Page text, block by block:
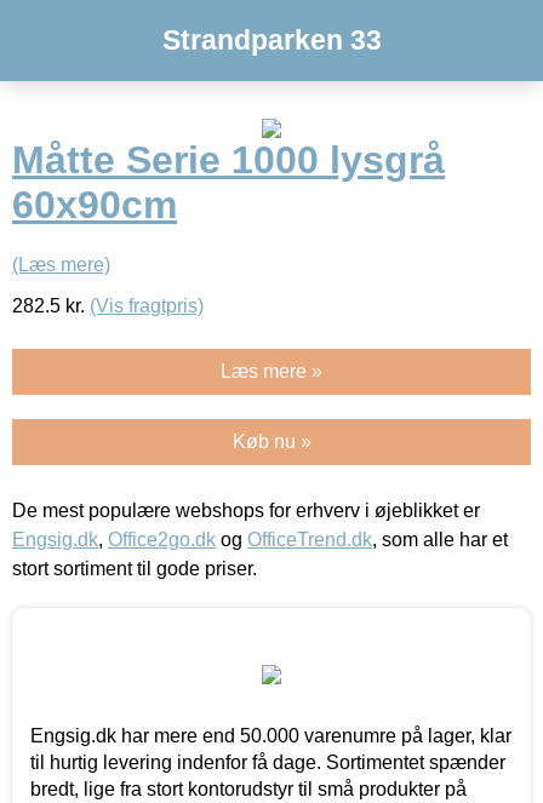
Strandparken 33
Måtte Serie 1000 lysgrå
60x90cm
(Læs mere)
282.5 kr. (Vis fragtpris)
Læs mere »
Køb nu »
De mest populære webshops for erhverv i øjeblikket er
Engsig.dk, Office2go.dk og OfficeTrend.dk, som alle har et
stort sortiment til gode priser.
Engsig.dk har mere end 50.000 varenumre på lager, klar
til hurtig levering indenfor få dage. Sortimentet spænder
bredt, lige fra stort kontorudstyr til små produkter på